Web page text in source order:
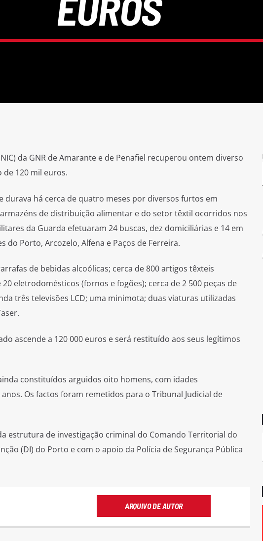
da GNR de Amarante e de Penafiel recuperou ontem diverso
120 mil euros.
durava há cerca de quatro meses por diversos furtos em
de distribuição alimentar e do setor têxtil ocorridos nos
da Guarda efetuaram 24 buscas, dez domiciliárias e 14 em
do Porto, Arcozelo, Alfena e Paços de Ferreira.
de bebidas alcoólicas; cerca de 800 artigos têxteis
eletrodomésticos (fornos e fogões); cerca de 2 500 peças de
três televisões LCD; uma minimota; duas viaturas utilizadas
ascende a 120 000 euros e será restituído aos seus legítimos
constituídos arguidos oito homens, com idades
Os factos foram remetidos para o Tribunal Judicial de
estrutura de investigação criminal do Comando Territorial do
(DI) do Porto e com o apoio da Polícia de Segurança Pública
ARQUIVO DE AUTOR